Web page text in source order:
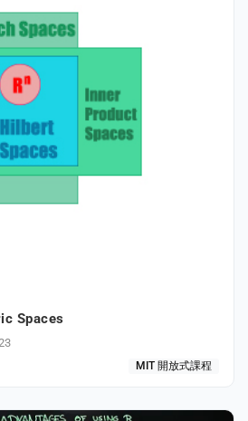
Spaces
MIT 開放式課程